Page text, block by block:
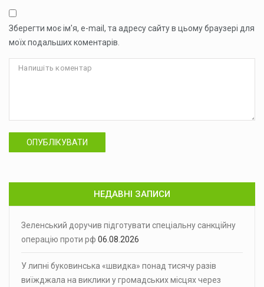
Зберегти моє ім'я, e-mail, та адресу сайту в цьому браузері для
моїх подальших коментарів.
ОПУБЛІКУВАТИ
НЕДАВНІ ЗАПИСИ
Зеленський доручив підготувати спеціальну санкційну
операцію проти рф 06.08.2026
У липні буковинська «швидка» понад тисячу разів
виїжджала на виклики у громадських місцях через